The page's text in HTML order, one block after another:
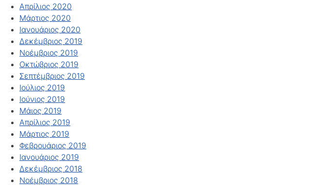
Απρίλιος 2020
Μάρτιος 2020
Ιανουάριος 2020
Δεκέμβριος 2019
Νοέμβριος 2019
Οκτώβριος 2019
Σεπτέμβριος 2019
Ιούλιος 2019
Ιούνιος 2019
Μάιος 2019
Απρίλιος 2019
Μάρτιος 2019
Φεβρουάριος 2019
Ιανουάριος 2019
Δεκέμβριος 2018
Νοέμβριος 2018